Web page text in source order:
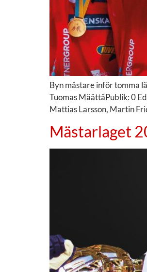
Byn mästare inför tomma
Tuomas MäättäPublik: 0
Mattias Larsson, Martin
Mästarlaget